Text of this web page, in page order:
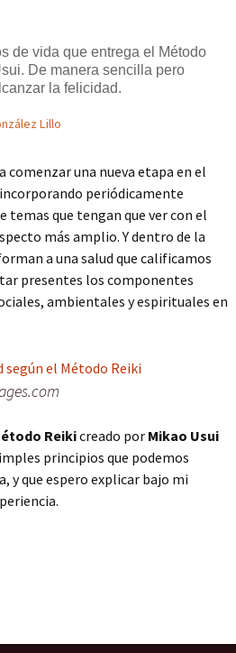
de vida que entrega el Método
De manera sencilla pero
la felicidad.
Lillo
comenzar una nueva etapa en el
periódicamente
temas que tengan que ver con el
más amplio. Y dentro de la
a una salud que calificamos
presentes los componentes
ambientales y espirituales en
Reikicreado por Mikao Usui
principios que podemos
y que espero explicar bajo mi